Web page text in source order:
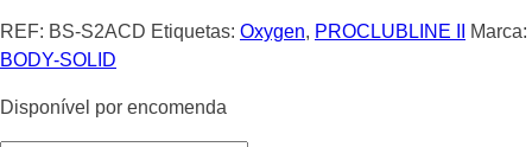
REF: BS-S2ACD Etiquetas: Oxygen, PROCLUBLINE II
Marca:
BODY-SOLID
Disponível por encomenda